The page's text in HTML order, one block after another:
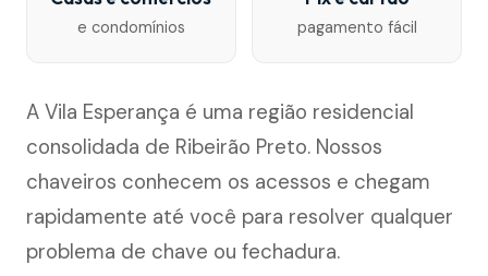
e condomínios pagamento fácil
A Vila Esperança é uma região residencial
consolidada de Ribeirão Preto. Nossos
chaveiros conhecem os acessos e chegam
rapidamente até você para resolver qualquer
problema de chave ou fechadura.